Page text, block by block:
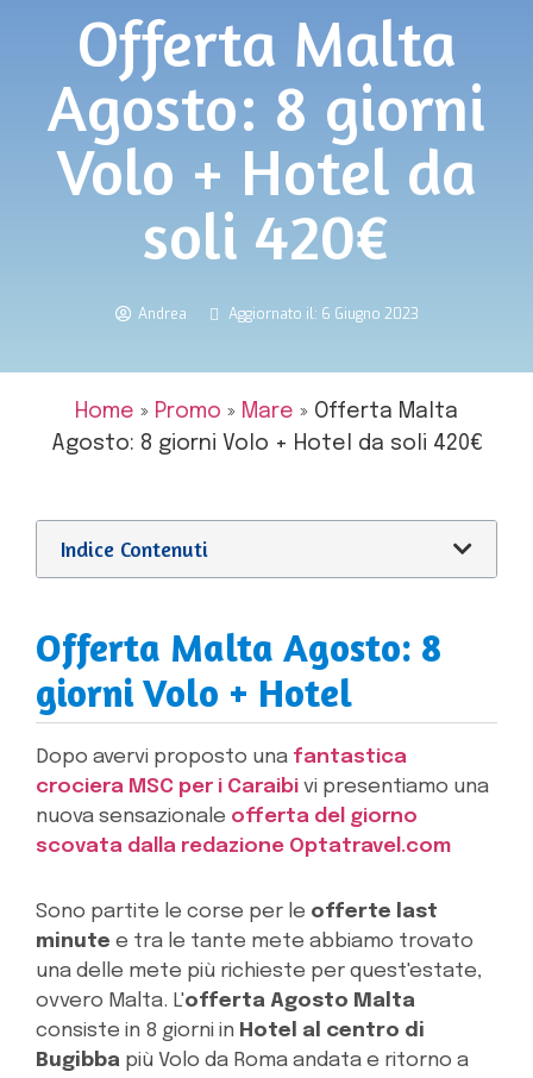
Offerta Malta
Agosto: 8 giorni
Volo + Hotel da
soli 420€
Andrea Aggiornato il: 6 Giugno 2023
Home » Promo » Mare » Offerta Malta
Agosto: 8 giorni Volo + Hotel da soli 420€
Indice Contenuti
Offerta Malta Agosto: 8
giorni Volo + Hotel
Dopo avervi proposto una fantastica
crociera MSC per i Caraibi vi presentiamo una
nuova sensazionale offerta del giorno
scovata dalla redazione Optatravel.com
Sono partite le corse per le offerte last
minute e tra le tante mete abbiamo trovato
una delle mete più richieste per quest'estate,
ovvero Malta. L'offerta Agosto Malta
consiste in 8 giorni in Hotel al centro di
Bugibba più Volo da Roma andata e ritorno a